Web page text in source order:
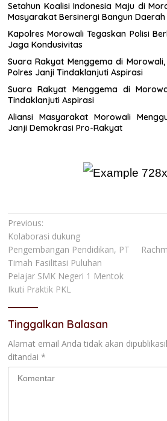
Setahun Koalisi Indonesia Maju di
Masyarakat Bersinergi Bangun Daerah
Kapolres Morowali Tegaskan Polisi
Jaga Kondusivitas
Suara Rakyat Menggema di Morowali,
Polres Janji Tindaklanjuti Aspirasi
Suara Rakyat Menggema di
Tindaklanjuti Aspirasi
Aliansi Masyarakat Morowali
Janji Demokrasi Pro-Rakyat
Navigasi
pos
Previous:
Kolaborasi dukung
Pengembangan Pendidikan, PT
Timah Fasilitasi Puluhan
Pelajar SMK Negeri 1 Mentok
Ikuti Praktik PKL
Tinggalkan Balasan
Alamat email Anda tidak akan
ditandai *